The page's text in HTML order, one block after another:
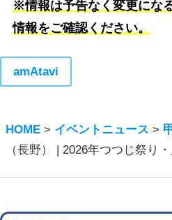
※情報は予告なく変更にな
情報をご確認ください。
amAtavi
HOME > イベントニュース >
（長野） | 2026年つつじ祭り